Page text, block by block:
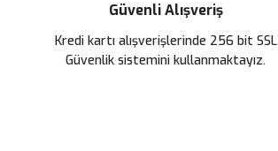
Güvenli Alışveriş
Kredi kartı alışverişlerinde 256 bit SSL
Güvenlik sistemini kullanmaktayız.